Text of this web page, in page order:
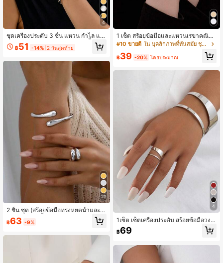
4
ชุดเครื่องประดับ 3 ชิ้น แหวน กำไล แล
ะต่างหู รูปทรงเรขาคณิตสีโลหะ น้ำค้าง
กระจก สไตล์มินิมอล สำหรับผู้หญิง
฿51 -14% 2 วันสุดท้าย
20
2 ชิ้น ชุด (สร้อยข้อมือทรงหยดน้ำและแ
หวนทรงหยดน้ำ), สร้อยข้อมือทรงหยด
น้ำคู่แบบสมมาตรเปิดแฟชั่นและแหวน
฿63 -9%
1 เซ็ต สร้อยข้อมือและแหวนเรขาคณิตเ
ส้นรูปทรงที่ปรับได้แบบมินิมอลสำหรับผู้
#10 ขายดี ใน บุคลิกภาพที่ทันสมัย ชุดเครื่องประดับสตรี
฿39 -20% โดยประมาณ
4
1เซ็ต เซ็ตเครื่องประดับ สร้อยข้อมือวงรี
และแหวน ลวดลายเรขาคณิตแบบมินิม
อลสไตล์ มีช่องว่าง, ของขวัญวันพิเศษ
฿69